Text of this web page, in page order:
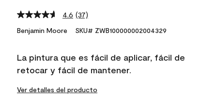
4.6 Read
37
Reviews.
link.
(37)
Benjamin Moore SKU# ZWB100000002004329
La pintura que es fácil de aplicar, fácil de
retocar y fácil de mantener.
Ver detalles del producto